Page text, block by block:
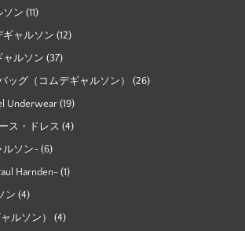
ソン (11)
ャルソン (12)
ルソン (37)
ッグ（コムデギャルソン） (26)
Underwear (19)
ス・ドレス (4)
ルソン- (6)
Harnden- (1)
ン (4)
ルソン） (4)